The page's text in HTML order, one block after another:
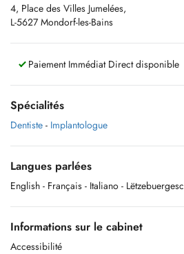
4, Place des Villes Jumelées,
L-5627 Mondorf-les-Bains
Paiement Immédiat Direct disponible
Spécialités
Dentiste - Implantologue
Langues parlées
English - Français - Italiano -
Informations sur le cabinet
Accessibilité